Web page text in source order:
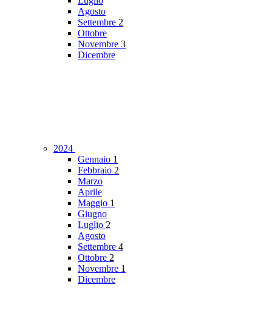
Agosto
Settembre 2
Ottobre
Novembre 3
Dicembre
2024
Gennaio 1
Febbraio 2
Marzo
Aprile
Maggio 1
Giugno
Luglio 2
Agosto
Settembre 4
Ottobre 2
Novembre 1
Dicembre